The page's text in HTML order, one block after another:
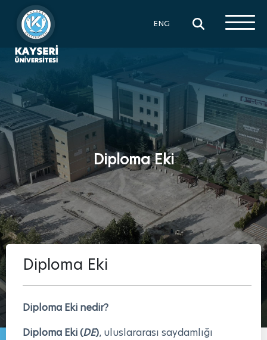
ENG ×
Diploma Eki
Diploma Eki
Diploma Eki nedir?
Diploma Eki (DE), uluslararası saydamlığı